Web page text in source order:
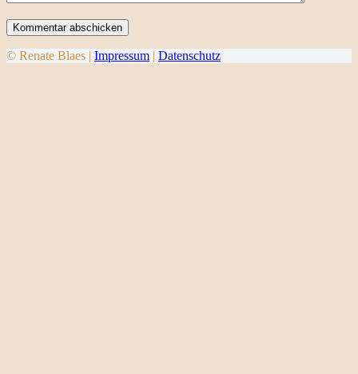
Kommentar abschicken
© Renate Blaes | Impressum | Datenschutz